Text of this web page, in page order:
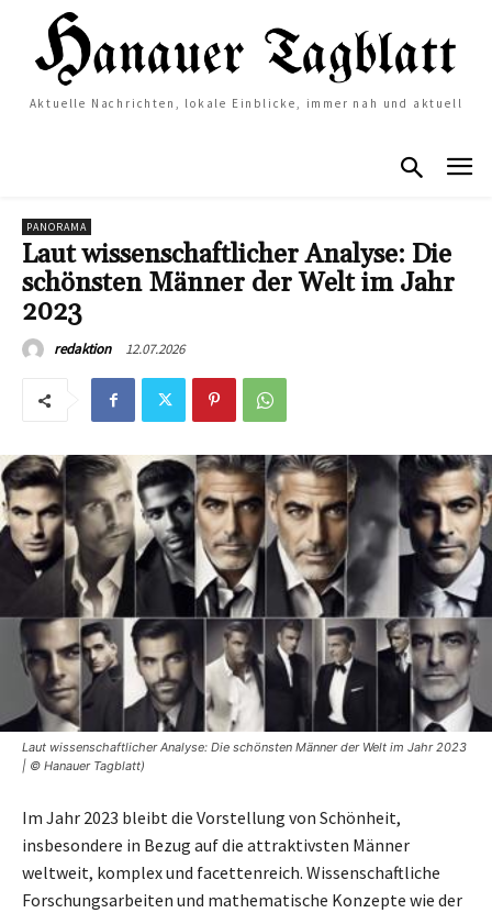
Aktuelle Nachrichten, lokale Einblicke, immer nah und aktuell
PANORAMA
Laut wissenschaftlicher Analyse: Die
schönsten Männer der Welt im Jahr
2023
redaktion 12.07.2026
Laut wissenschaftlicher Analyse: Die schönsten Männer der Welt im Jahr 2023
| © Hanauer Tagblatt)
Im Jahr 2023 bleibt die Vorstellung von Schönheit,
insbesondere in Bezug auf die attraktivsten Männer
weltweit, komplex und facettenreich. Wissenschaftliche
Forschungsarbeiten und mathematische Konzepte wie der